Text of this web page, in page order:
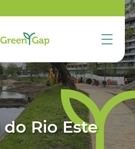
Rio Este